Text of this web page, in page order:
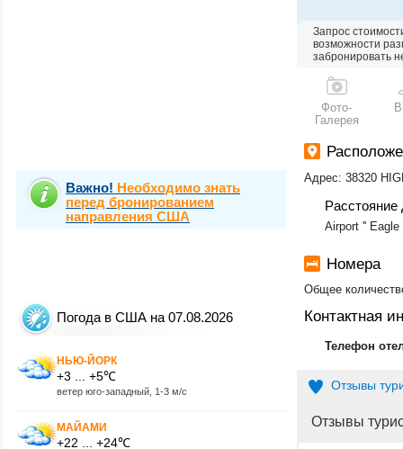
Важно! Необходимо знать
перед бронированием
направления США
Погода в США на 07.08.2026
НЬЮ-ЙОРК
+3 ... +5℃
ветер юго-западный, 1-3 м/с
МАЙАМИ
+22 ... +24℃
Запрос
возможности
забронировать
Фото-
Галерея
Адрес: 38320
Расстояние
Airport '' Eagle
Номера
Общее
Контактная
Телефон
Отзывы
Отзывы